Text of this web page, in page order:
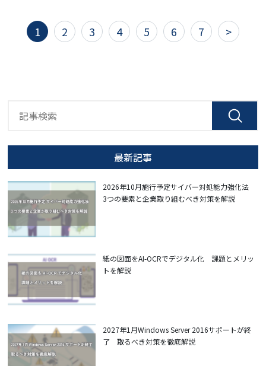
1 2 3 4 5 6 7 >
最新記事
2026年10月施行予定サイバー対処能力強化法
3つの要素と企業取り組むべき対策を解説
紙の図面をAI-OCRでデジタル化 課題とメリッ
トを解説
2027年1月Windows Server 2016サポートが終
了 取るべき対策を徹底解説